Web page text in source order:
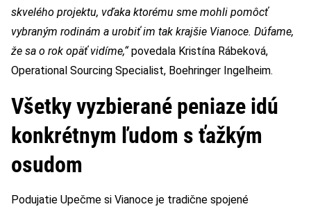
skvelého projektu, vďaka ktorému sme mohli pomôcť
vybraným rodinám a urobiť im tak krajšie Vianoce. Dúfame,
že sa o rok opäť vidíme,“povedala Kristína Rábeková,
Operational Sourcing Specialist, Boehringer Ingelheim.
Všetky vyzbierané peniaze idú
konkrétnym ľudom s ťažkým
osudom
Podujatie Upečme si Vianoce je tradične spojené